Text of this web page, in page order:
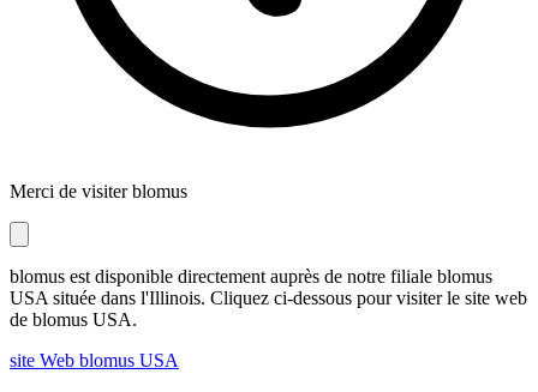
Merci de visiter blomus
blomus est disponible directement auprès de notre filiale blomus
USA située dans l'Illinois. Cliquez ci-dessous pour visiter le site web
de blomus USA.
site Web blomus USA